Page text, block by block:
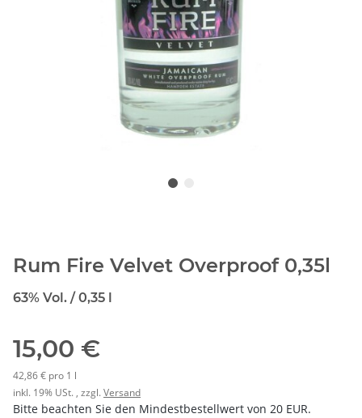
Rum Fire Velvet Overproof 0,35l
63% Vol. / 0,35 l
15,00 €
42,86 € pro 1 l
inkl. 19% USt. , zzgl.Versand
Bitte beachten Sie den Mindestbestellwert von 20 EUR.